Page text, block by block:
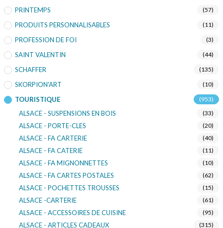
PRINTEMPS (57)
PRODUITS PERSONNALISABLES (11)
PROFESSION DE FOI (3)
SAINT VALENTIN (44)
SCHAFFER (135)
SKORPION'ART (10)
TOURISTIQUE (953)
ALSACE - SUSPENSIONS EN BOIS (33)
ALSACE - PORTE-CLES (20)
ALSACE - FA CARTERIE (40)
ALSACE - FA CATERIE (11)
ALSACE - FA MIGNONNETTES (10)
ALSACE - FA CARTES POSTALES (62)
ALSACE - POCHETTES TROUSSES (15)
ALSACE -CARTERIE (61)
ALSACE - ACCESSOIRES DE CUISINE (95)
ALSACE - ARTICLES CADEAUX (315)